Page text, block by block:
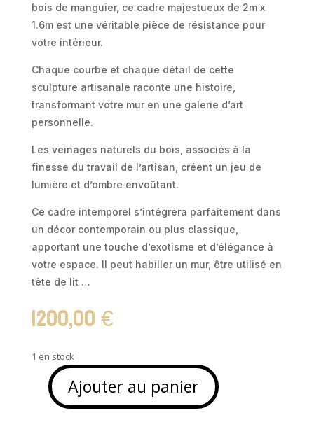
bois de manguier, ce cadre majestueux de 2m x
1.6m est une véritable pièce de résistance pour
votre intérieur.
Chaque courbe et chaque détail de cette
sculpture artisanale raconte une histoire,
transformant votre mur en une galerie d’art
personnelle.
Les veinages naturels du bois, associés à la
finesse du travail de l’artisan, créent un jeu de
lumière et d’ombre envoûtant.
Ce cadre intemporel s’intégrera parfaitement dans
un décor contemporain ou plus classique,
apportant une touche d’exotisme et d’élégance à
votre espace. Il peut habiller un mur, être utilisé en
tête de lit …
1200,00€
1 en stock
quantité Ajouter au panier